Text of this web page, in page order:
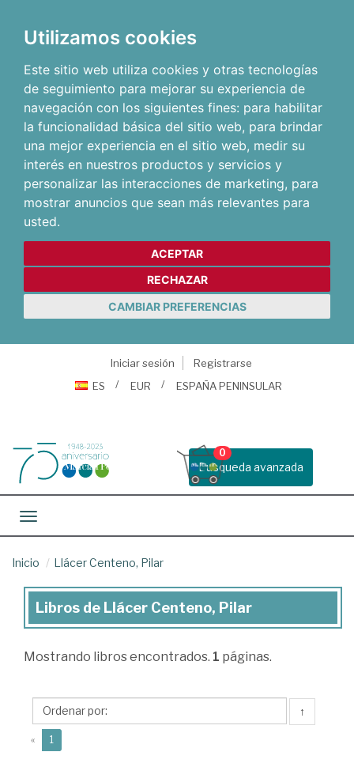
Utilizamos cookies
Este sitio web utiliza cookies y otras tecnologías
de seguimiento para mejorar su experiencia de
navegación con los siguientes fines: para habilitar
la funcionalidad básica del sitio web, para brindar
una mejor experiencia en el sitio web, medir su
interés en nuestros productos y servicios y
personalizar las interacciones de marketing, para
mostrar anuncios que sean más relevantes para
usted.
ACEPTAR
RECHAZAR
CAMBIAR PREFERENCIAS
Iniciar sesión
Registrarse
ES
EUR ESPAÑA PENINSULAR
Busqueda avanzada
0
Toggle navigation
Inicio Llácer Centeno, Pilar
Libros
Llácer
Pilar
Libros de Llácer Centeno, Pilar
Mostrando libros encontrados. 1 páginas.
↑
« 1